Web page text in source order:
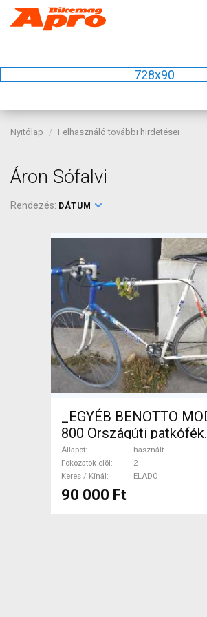
728x90
Nyitólap Felhasználó további hirdetései
Áron Sófalvi
Rendezés: DÁTUM
_EGYÉB BENOTTO
800 Országúti patkófék
használt ELADÓ
Állapot
használt
Fokozatok elöl
2
Keres / Kínál
ELADÓ
90 000 Ft